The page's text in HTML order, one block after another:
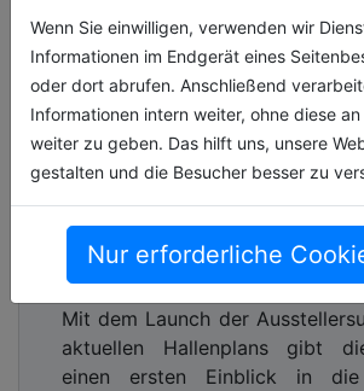
Wenn Sie einwilligen, verwenden wir
Informationen im Endgerät eines
oder dort abrufen. Anschließend
Informationen intern weiter, ohne diese
weiter zu geben. Das hilft uns, unsere
gestalten und die Besucher besser zu
Nur erforderliche
ORGATEC 2026
internationale Beteiligung
Mit dem Launch der
aktuellen Hallenplans gibt
einen ersten Einblick in die